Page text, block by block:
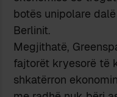
botës unipolare
Berlinit.
Megjithatë,
fajtorët kryesorë të
shkatërron